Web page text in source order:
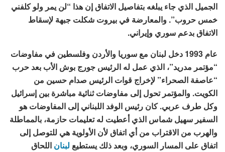
الجميل الذي جاء يبلغه بتفاصيل الاتفاق إن هذا “لن يمر ولو كلفني
خمس حروب”. والمعارضة في بيروت شكلت جبهة لإسقاط
الاتفاق بدعم سوري وإيراني.
عام 1993 دخل لبنان مع سوريا والأردن وفلسطين في مفاوضات
“مؤتمر مدريد”، الذي عمل له الرئيس جورج بوش الأب بعد حرب
“عاصفة الصحراء” لإخراج قوات الرئيس صدام حسين من
الكويت. والمؤتمر تحول إلى مفاوضات ثنائية مباشرة بين إسرائيل
وكل طرف عربي. كان رئيس الوفد اللبناني إلى المفاوضات هو
السفير سهيل شماس الذي أعطيت له تعليمات حازمة، بالمماطلة
والهرب من الاقتراب من أي اتفاق لأن الأولوية هي للتوصل إلى
اتفاق على المسار السوري، وبعد ذلك يستطيع لبنان اللحاق